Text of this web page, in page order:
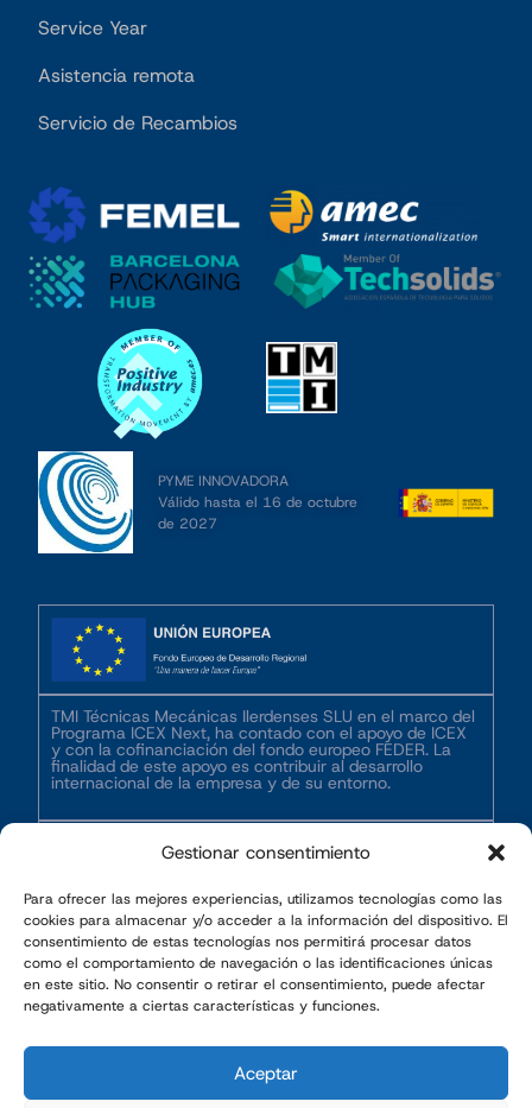
Gestionar consentimiento
Para ofrecer las mejores experiencias, utilizamos tecnologías como las
cookies para almacenar y/o acceder a la información del dispositivo. El
consentimiento de estas tecnologías nos permitirá procesar datos
como el comportamiento de navegación o las identificaciones únicas
en este sitio. No consentir o retirar el consentimiento, puede afectar
negativamente a ciertas características y funciones.
Aceptar
Service Year
Asistencia remota
Servicio de Recambios
PYME INNOVADORA
Válido hasta el 16 de octubre
de 2027
TMI Técnicas Mecánicas Ilerdenses SLU en el marco del
Programa ICEX Next, ha contado con el apoyo de ICEX
y con la cofinanciación del fondo europeo FEDER. La
finalidad de este apoyo es contribuir al desarrollo
internacional de la empresa y de su entorno.
TMI, en el marco del Ministerio de Industria y Turismo,
ha desarrollado un proyecto titulado ‘Implementación de
mejoras integrales a los procesos, calidad y trazabilidad
de TMI’, subvencionado por dicho ministerio y
financiado por la Unión Europea a través de Next
Generation EU, en el marco de la convocatoria de apoyo
ámbito de la industria manufacturera 2022.